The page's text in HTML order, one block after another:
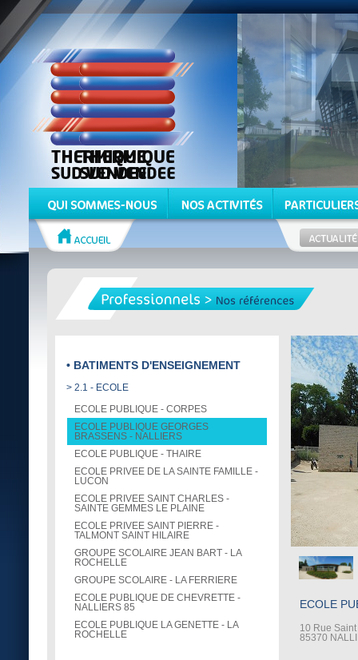
• BATIMENTS D'ENSEIGNEMENT
> 2.1 - ECOLE
ECOLE PUBLIQUE - CORPES
ECOLE PUBLIQUE GEORGES
BRASSENS - NALLIERS
ECOLE PUBLIQUE - THAIRE
ECOLE PRIVEE DE LA SAINTE FAMILLE -
LUCON
ECOLE PRIVEE SAINT CHARLES -
SAINTE GEMMES LE PLAINE
ECOLE PRIVEE SAINT PIERRE -
TALMONT SAINT HILAIRE
GROUPE SCOLAIRE JEAN BART - LA
ROCHELLE
GROUPE SCOLAIRE - LA FERRIERE
ECOLE PUBLIQUE DE CHEVRETTE -
NALLIERS 85
ECOLE PUBLIQUE LA GENETTE - LA
ROCHELLE
ECOLE
10 Rue
85370